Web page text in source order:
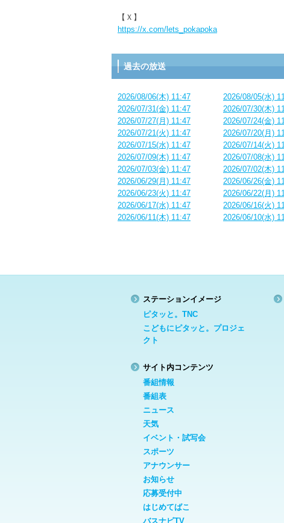
【Ｘ】
https://x.com/lets_pokapoka
過去の放送
2026/08/06(木) 11:47 2026/08/05(水)
2026/07/31(金) 11:47
2026/07/30(木)
2026/07/27(月) 11:47
2026/07/24(金)
2026/07/21(火) 11:47
2026/07/20(月)
2026/07/15(水) 11:47
2026/07/14(火)
2026/07/09(木) 11:47
2026/07/08(水)
2026/07/03(金) 11:47
2026/07/02(木)
2026/06/29(月) 11:47
2026/06/26(金)
2026/06/23(火) 11:47
2026/06/22(月)
2026/06/17(水) 11:47
2026/06/16(火)
2026/06/11(木) 11:47
2026/06/10(水)
ステーションイメージ
ピタッと。TNC
こどもにピタッと。プロジェ
クト
サイト内コンテンツ
番組情報
番組表
ニュース
天気
イベント・試写会
スポーツ
アナウンサー
お知らせ
応募受付中
はじめてばこ
バスナビTV